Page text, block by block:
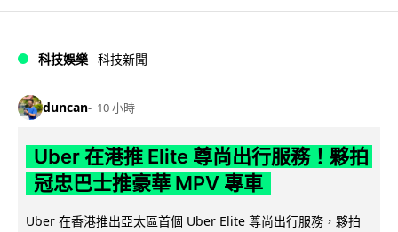
科技娛樂 科技新聞
duncan 10 小時
Uber 在港推 Elite 尊尚出行服務！夥拍
冠忠巴士推豪華 MPV 專車
Uber 在香港推出亞太區首個 Uber Elite 尊尚出行服務，夥拍